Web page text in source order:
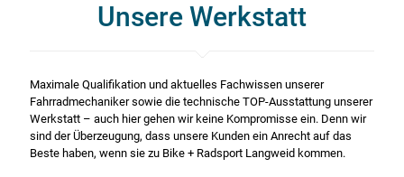
Unsere Werkstatt
Maximale Qualifikation und aktuelles Fachwissen unserer
Fahrradmechaniker sowie die technische TOP-Ausstattung unserer
Werkstatt – auch hier gehen wir keine Kompromisse ein. Denn wir
sind der Überzeugung, dass unsere Kunden ein Anrecht auf das
Beste haben, wenn sie zu Bike + Radsport Langweid kommen.